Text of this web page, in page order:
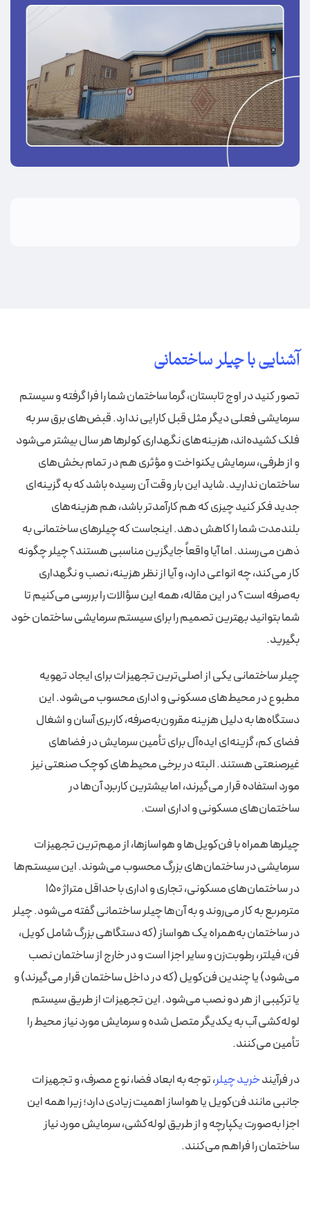
آشنایی با چیلر ساختمانی
تصور کنید در اوج تابستان، گرما ساختمان شما را فرا گرفته و سیستم
سرمایشی فعلی دیگر مثل قبل کارایی ندارد. قبض‌های برق سر به
فلک کشیده‌اند، هزینه‌های نگهداری کولرها هر سال بیشتر می‌شود
و از طرفی، سرمایش یکنواخت و مؤثری هم در تمام بخش‌های
ساختمان ندارید. شاید این بار وقت آن رسیده باشد که به گزینه‌ای
جدید فکر کنید چیزی که هم کارآمدتر باشد، هم هزینه‌های
بلندمدت شما را کاهش دهد. اینجاست که چیلرهای ساختمانی به
ذهن می‌رسند. اما آیا واقعاً جایگزین مناسبی هستند؟ چیلر چگونه
کار می‌کند، چه انواعی دارد، و آیا از نظر هزینه، نصب و نگهداری
به‌صرفه است؟ در این مقاله، همه این سؤالات را بررسی می‌کنیم تا
شما بتوانید بهترین تصمیم را برای سیستم سرمایشی ساختمان خود
بگیرید.
چیلر ساختمانی یکی از اصلی‌ترین تجهیزات برای ایجاد تهویه
مطبوع در محیط‌های مسکونی و اداری محسوب می‌شود. این
دستگاه‌ها به دلیل هزینه مقرون‌به‌صرفه، کاربری آسان و اشغال
فضای کم، گزینه‌ای ایده‌آل برای تأمین سرمایش در فضاهای
غیرصنعتی هستند. البته در برخی محیط‌های کوچک صنعتی نیز
مورد استفاده قرار می‌گیرند، اما بیشترین کاربرد آن‌ها در
ساختمان‌های مسکونی و اداری است.
چیلرها همراه با فن‌کویل‌ها و هواسازها، از مهم‌ترین تجهیزات
سرمایشی در ساختمان‌های بزرگ محسوب می‌شوند. این سیستم‌ها
در ساختمان‌های مسکونی، تجاری و اداری با حداقل متراژ ۱۵۰
مترمربع به کار می‌روند و به آن‌ها چیلر ساختمانی گفته می‌شود. چیلر
در ساختمان به‌همراه یک هواساز (که دستگاهی بزرگ شامل کویل،
فن، فیلتر، رطوبت‌زن و سایر اجزا است و در خارج از ساختمان نصب
می‌شود) یا چندین فن‌کویل (که در داخل ساختمان قرار می‌گیرند) و
یا ترکیبی از هر دو نصب می‌شود. این تجهیزات از طریق سیستم
لوله‌کشی آب به یکدیگر متصل شده و سرمایش مورد نیاز محیط را
تأمین می‌کنند.
در فرآیندخرید چیلر، توجه به ابعاد فضا، نوع مصرف، و تجهیزات
جانبی مانند فن‌کویل یا هواساز اهمیت زیادی دارد؛ زیرا همه این
اجزا به‌صورت یکپارچه و از طریق لوله‌کشی، سرمایش مورد نیاز
ساختمان را فراهم می‌کنند.